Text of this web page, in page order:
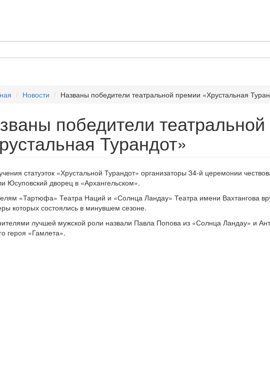
Новости Названы победители театральной премии «Хрустальная
победители
Турандот»
статуэток «Хрустальной Турандот» организаторы 34-й церемонии
Юсуповский дворец в «Архангельском».
«Тартюфа» Театра Наций и «Солнца Ландау» Театра имени Вахтангова
которых состоялись в минувшем сезоне.
лучшей мужской роли назвали Павла Попова из «Солнца Ландау» и
героя «Гамлета».